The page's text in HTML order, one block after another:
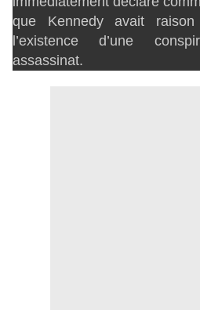
que Kennedy avait
l’existence d’une
assassinat.